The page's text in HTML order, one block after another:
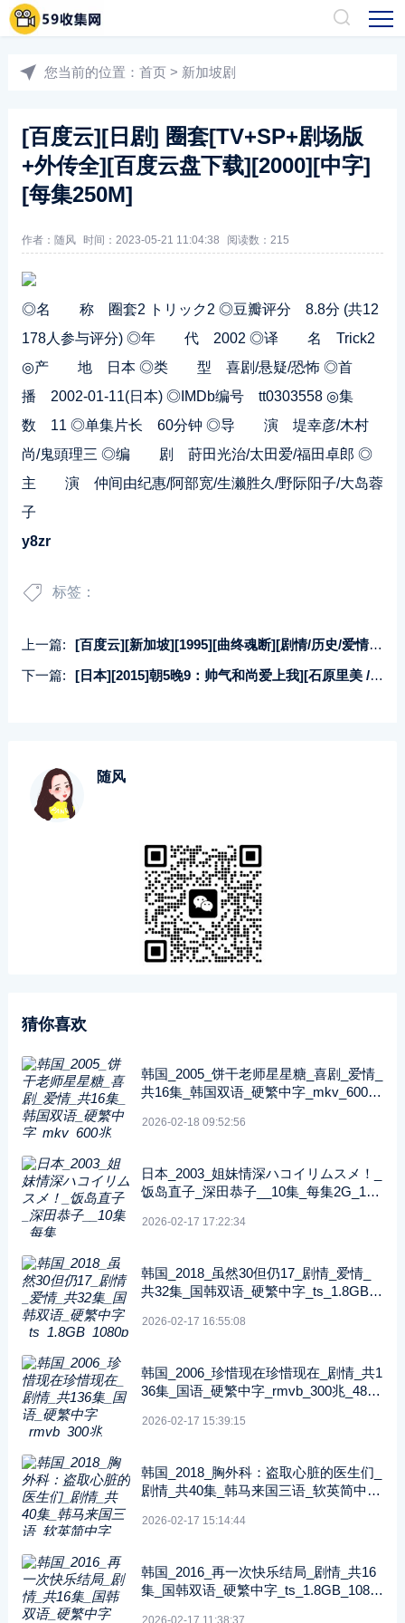
您当前的位置： 首页 > 新加坡剧
[百度云][日剧] 圈套[TV+SP+剧场版
+外传全][百度云盘下载][2000][中字]
[每集250M]
作者：随风 时间：2023-05-21 11:04:38 阅读数： 215
◎名 称 圈套2 トリック2 ◎豆瓣评分 8.8分 (共12
178人参与评分) ◎年 代 2002 ◎译 名 Trick2
◎产 地 日本 ◎类 型 喜剧/悬疑/恐怖 ◎首
播 2002-01-11(日本) ◎IMDb编号 tt0303558 ◎集
数 11 ◎单集片长 60分钟 ◎导 演 堤幸彦/木村
尚/鬼頭理三 ◎编 剧 莳田光治/太田爱/福田卓郎 ◎
主 演 仲间由纪惠/阿部宽/生濑胜久/野际阳子/大岛蓉
子
y8zr
标签：
上一篇:
[百度云][新加坡][1995][曲终魂断][剧情/历史/爱情][共5集][国语无字][mp4/每集400mb]
下一篇:
[日本][2015]朝5晚9：帅气和尚爱上我][石原里美 / 山下智久 / 田中圭][10集全][日语中字][iso/148.32GB][蓝光原盘]
随风
猜你喜欢
韩国_2005_饼干老师星星糖_喜剧_爱情_
共16集_韩国双语_硬繁中字_mkv_600兆
2026-02-18 09:52:56
日本_2003_姐妹情深ハコイリムスメ！_
饭岛直子_深田恭子__10集_每集2G_108
2026-02-17 17:22:34
韩国_2018_虽然30但仍17_剧情_爱情_
共32集_国韩双语_硬繁中字_ts_1.8GB_1
2026-02-17 16:55:08
韩国_2006_珍惜现在珍惜现在_剧情_共1
36集_国语_硬繁中字_rmvb_300兆_480p
2026-02-17 15:39:15
韩国_2018_胸外科：盗取心脏的医生们_
剧情_共40集_韩马来国三语_软英简中字
2026-02-17 15:14:44
韩国_2016_再一次快乐结局_剧情_共16
集_国韩双语_硬繁中字_ts_1.8GB_1080
2026-02-17 11:38:37